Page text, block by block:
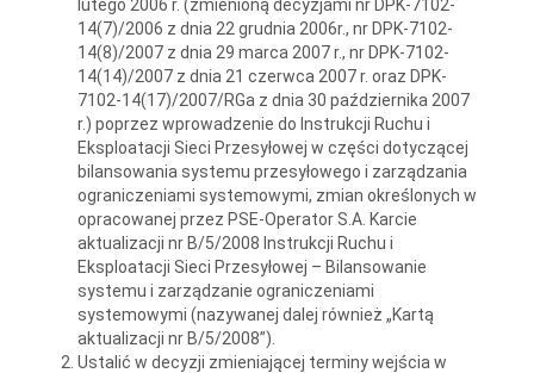
lutego 2006 r. (zmienioną decyzjami nr DPK-7102-
14(7)/2006 z dnia 22 grudnia 2006r., nr DPK-7102-
14(8)/2007 z dnia 29 marca 2007 r., nr DPK-7102-
14(14)/2007 z dnia 21 czerwca 2007 r. oraz DPK-
7102-14(17)/2007/RGa z dnia 30 października 2007
r.) poprzez wprowadzenie do Instrukcji Ruchu i
Eksploatacji Sieci Przesyłowej w części dotyczącej
bilansowania systemu przesyłowego i zarządzania
ograniczeniami systemowymi, zmian określonych w
opracowanej przez PSE-Operator S.A. Karcie
aktualizacji nr B/5/2008 Instrukcji Ruchu i
Eksploatacji Sieci Przesyłowej – Bilansowanie
systemu i zarządzanie ograniczeniami
systemowymi (nazywanej dalej również „Kartą
aktualizacji nr B/5/2008”).
Ustalić w decyzji zmieniającej terminy wejścia w